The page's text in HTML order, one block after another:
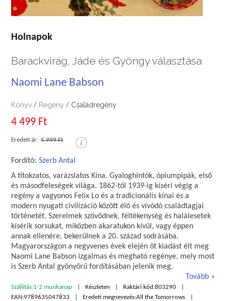
Holnapok
Barackvirág, Jáde és Gyöngy választása
Naomi Lane Babson
Könyv / Regény / Családregény
4 499 Ft
Eredeti ár: 5 999 Ft
Fordító: Szerb Antal
A titokzatos, varázslatos Kína. Gyaloghintók, ópiumpipák, első
és másodfeleségek világa. 1862-től 1939-ig kíséri végig a
regény a vagyonos Felix Lo és a tradicionális kínai és a
modern nyugati civilizáció között élő és vívódó családtagjai
történetét. Szerelmek szövődnek, féltékenység és halálesetek
kísérik sorsukat, miközben akaratukon kívül, vagy éppen
annak ellenére, bekerülnek a 20. század sodrásába.
Magyarországon a negyvenes évek elején öt kiadást élt meg
Naomi Lane Babson izgalmas és megható regénye, mely most
is Szerb Antal gyönyörű fordításában jelenik meg.
Tovább
Szállítás:1-2 munkanap Készleten Raktári kód:803290
EAN:9789635047833 Eredeti megnevezés:All the Tomorrows